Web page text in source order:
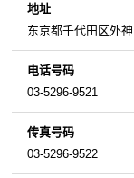
地址
东京都千代田区外
电话号码
03-5296-9521
传真号码
03-5296-9522